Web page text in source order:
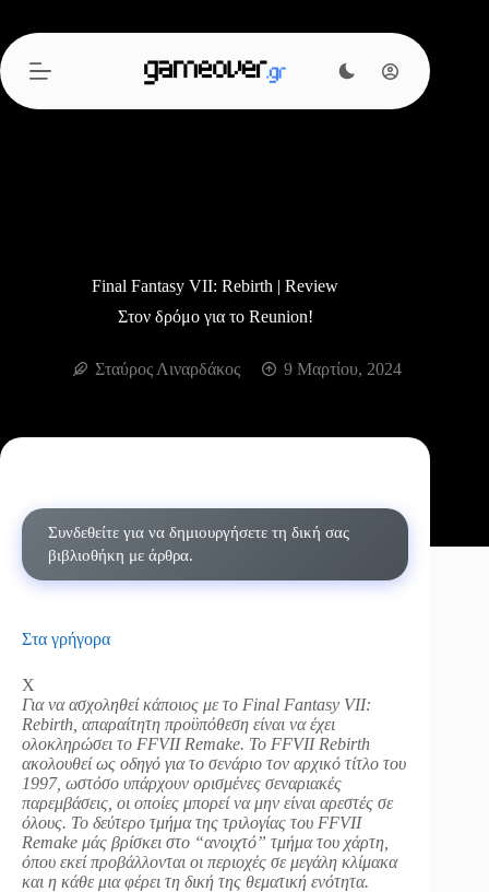
περιεχόμενο
Final Fantasy VII: Rebirth | Review
Στον δρόμο για το Reunion!
Σταύρος Λιναρδάκος 9 Μαρτίου, 2024
Συνδεθείτε για να δημιουργήσετε τη δική σας
βιβλιοθήκη με άρθρα.
Στα γρήγορα
X
Για να ασχοληθεί κάποιος με το Final Fantasy VII:
Rebirth, απαραίτητη προϋπόθεση είναι να έχει
ολοκληρώσει το FFVII Remake. Το FFVII Rebirth
ακολουθεί ως οδηγό για το σενάριο τον αρχικό τίτλο του
1997, ωστόσο υπάρχουν ορισμένες σεναριακές
παρεμβάσεις, οι οποίες μπορεί να μην είναι αρεστές σε
όλους. Το δεύτερο τμήμα της τριλογίας του FFVII
Remake μάς βρίσκει στο “ανοιχτό” τμήμα του χάρτη,
όπου εκεί προβάλλονται οι περιοχές σε μεγάλη κλίμακα
και η κάθε μια φέρει τη δική της θεματική ενότητα.